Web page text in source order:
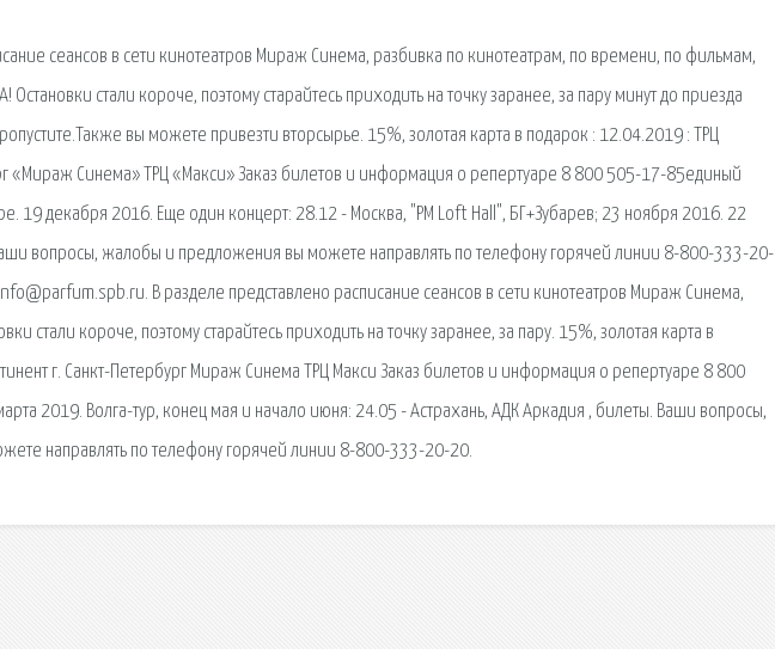
сеансов в сети кинотеатров Мираж Синема, разбивка по кинотеатрам, по времени, по фильмам,
стали короче, поэтому старайтесь приходить на точку заранее, за пару минут до приезда
вы можете привезти вторсырье. 15%, золотая карта в подарок : 12.04.2019 : ТРЦ
«Мираж Синема» ТРЦ «Макси» Заказ билетов и информация о репертуаре 8 800 505-17-85единый
19 декабря 2016. Еще один концерт: 28.12 - Москва, "PM Loft Hall", БГ+Зубарев; 23 ноября 2016. 22
вопросы, жалобы и предложения вы можете направлять по телефону горячей линии 8-800-333-20-
В разделе представлено расписание сеансов в сети кинотеатров Мираж Синема,
стали короче, поэтому старайтесь приходить на точку заранее, за пару. 15%, золотая карта в
г. Санкт-Петербург Мираж Синема ТРЦ Макси Заказ билетов и информация о репертуаре 8 800
2019. Волга-тур, конец мая и начало июня: 24.05 - Астрахань, АДК Аркадия , билеты. Ваши вопросы,
направлять по телефону горячей линии 8-800-333-20-20.